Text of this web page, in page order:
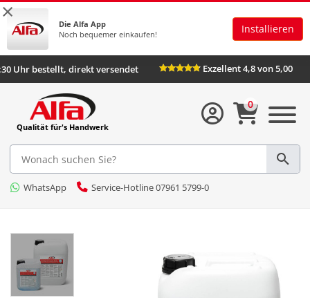
×
Die Alfa App
Noch bequemer einkaufen!
Installieren
Uhr bestellt, direkt versendet Exzellent 4,8 von 5,00
Qualität für's Handwerk
WhatsApp Service-Hotline 07961 5799-0
0